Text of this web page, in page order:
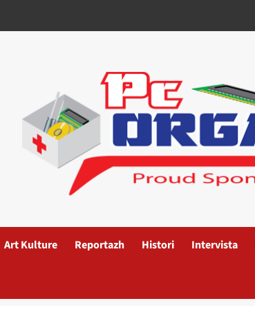
Art Kulture Reportazh Histori Intervista